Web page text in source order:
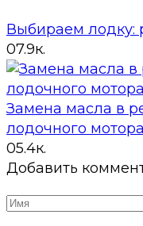
Выбираем лодку:
07.9к.
Замена масла в
лодочного мотора
05.4к.
Добавить
Имя